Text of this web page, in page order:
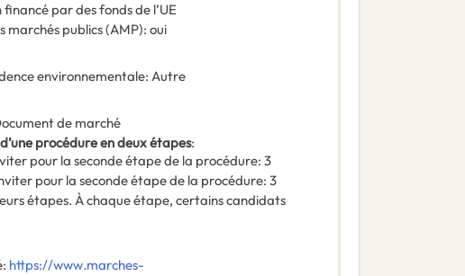
par des fonds de l’UE
marchés publics (AMP): oui
environnementale: Autre
de marché
procédure en deux étapes:
pour la seconde étape de la procédure: 3
pour la seconde étape de la procédure: 3
étapes. À chaque étape, certains candidats
: https://www.marches-